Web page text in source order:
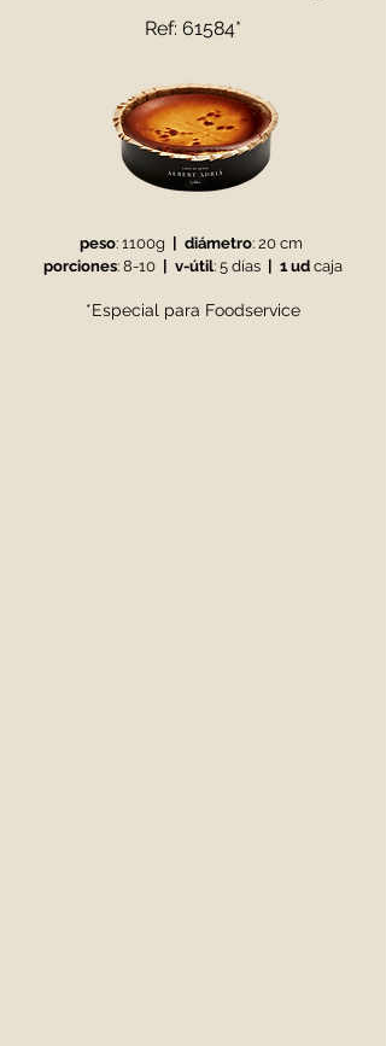
Ref: 61584*
peso: 1100g diámetro: 20 cm
porciones: 8-10 v-útil: 5 días 1 ud caja
*Especial para Foodservice